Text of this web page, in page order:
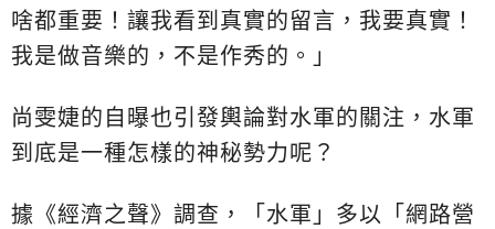
啥都重要！讓我看到真實的留言，我要真實！
我是做音樂的，不是作秀的。」
尚雯婕的自曝也引發輿論對水軍的關注，水軍
到底是一種怎樣的神秘勢力呢？
據《經濟之聲》調查，「水軍」多以「網路營